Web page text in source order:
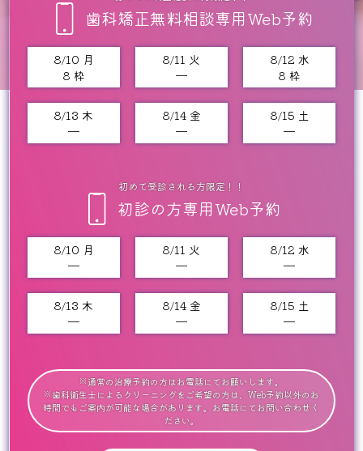
歯科矯正無料相談専用Web予約
8/10 月
8 枠
8/11 火
━
8/12 水
8 枠
8/13 木
━
8/14 金
━
8/15 土
━
初めて受診される方限定！！
初診の方専用Web予約
8/10 月
━
8/11 火
━
8/12 水
━
8/13 木
━
8/14 金
━
8/15 土
━
※通常の治療予約の方はお電話にてお願いします。
※歯科衛生士によるクリーニングをご希望の方は、Web予約以外のお
時間でもご案内が可能な場合があります。お電話にてお問い合わせく
ださい。